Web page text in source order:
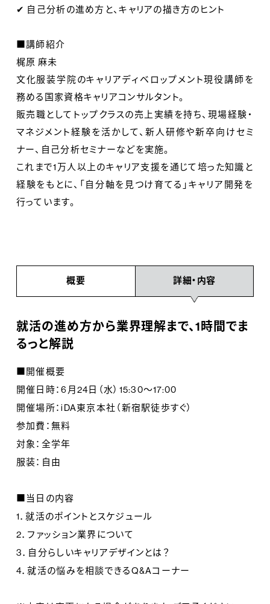
✔ 自己分析の進め方と、キャリアの描き方のヒント
■講師紹介
梶原 麻未
文化服装学院のキャリアディベロップメント現役講師を
務める国家資格キャリアコンサルタント。
販売職としてトップクラスの売上実績を持ち、現場経験・
マネジメント経験を活かして、新人研修や新卒向けセミ
ナー、自己分析セミナーなどを実施。
これまで1万人以上のキャリア支援を通じて培った知識と
経験をもとに、「自分軸を見つけ育てる」キャリア開発を
行っています。
概要 詳細・内容
就活の進め方から業界理解まで、1時間でま
るっと解説
■開催概要
開催日時：6月24日（水）15:30～17:00
開催場所：iDA東京本社（新宿駅徒歩すぐ）
参加費：無料
対象：全学年
服装：自由
■当日の内容
1．就活のポイントとスケジュール
2．ファッション業界について
3．自分らしいキャリアデザインとは？
4．就活の悩みを相談できるQ&Aコーナー